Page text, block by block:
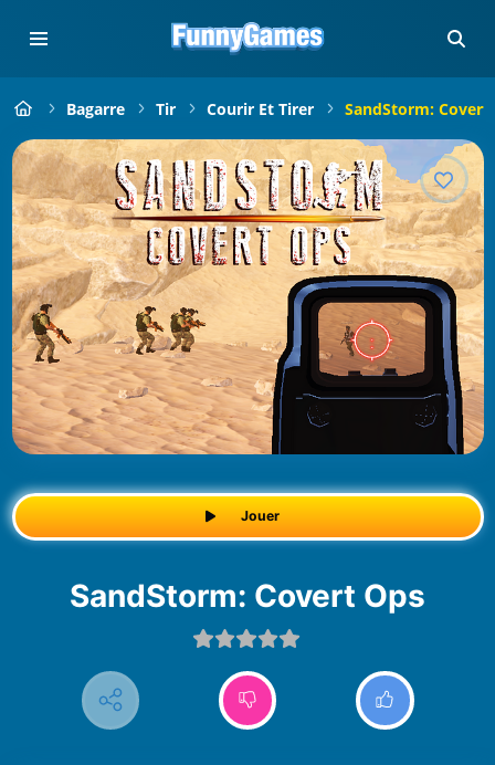
Bagarre Tir Courir Et Tirer SandStorm: Covert
Jouer
SandStorm: Covert Ops